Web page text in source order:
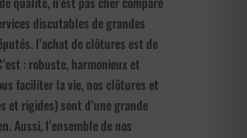
discutables de grandes
l’achat de clôtures est de
: robuste, harmonieux et
faciliter la vie, nos clôtures et
et rigides) sont d’une grande
Aussi, l’ensemble de nos